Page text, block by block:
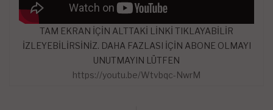
TAM EKRAN İÇİN ALTTAKİ LİNKİ TIKLAYABİLİR
İZLEYEBİLİRSİNİZ. DAHA FAZLASI İÇİN ABONE OLMAYI
UNUTMAYIN LÜTFEN
https://youtu.be/Wtvbqc-NwrM